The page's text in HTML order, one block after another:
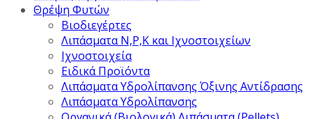
Θρέψη Φυτών
Βιοδιεγέρτες
Λιπάσματα Ν,Ρ,Κ και Ιχνοστοιχείων
Ιχνοστοιχεία
Ειδικά Προϊόντα
Λιπάσματα Υδρολίπανσης Όξινης Αντίδρασης
Λιπάσματα Υδρολίπανσης